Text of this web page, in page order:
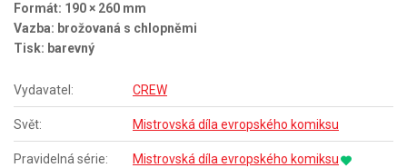
Formát: 190 × 260 mm
Vazba: brožovaná s chlopněmi
Tisk: barevný
Vydavatel: CREW
Svět: Mistrovská díla evropského komiksu
Pravidelná série: Mistrovská díla evropského komiksu